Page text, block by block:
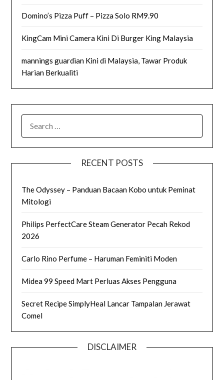
Domino’s Pizza Puff – Pizza Solo RM9.90
KingCam Mini Camera Kini Di Burger King Malaysia
mannings guardian Kini di Malaysia, Tawar Produk
Harian Berkualiti
FOR:
RECENT POSTS
The Odyssey – Panduan Bacaan Kobo untuk Peminat
Mitologi
Philips PerfectCare Steam Generator Pecah Rekod
2026
Carlo Rino Perfume – Haruman Feminiti Moden
Midea 99 Speed Mart Perluas Akses Pengguna
Secret Recipe SimplyHeal Lancar Tampalan Jerawat
Comel
DISCLAIMER